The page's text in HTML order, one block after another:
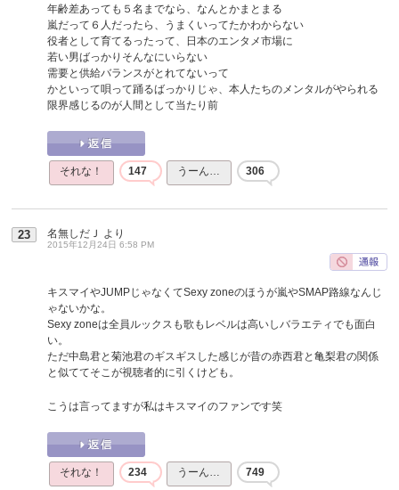
年齢差あっても５名までなら、なんとかまとまる
嵐だって６人だったら、うまくいってたかわからない
役者として育てるったって、日本のエンタメ市場に
若い男ばっかりそんなにいらない
需要と供給バランスがとれてないって
かといって唄って踊るばっかりじゃ、本人たちのメンタルがやられる
限界感じるのが人間として当たり前
それな！ 147 うーん… 306
23 名無しだＪ より
2015年12月24日 6:58 PM
キスマイやJUMPじゃなくてSexy zoneのほうが嵐やSMAP路線なんじ
ゃないかな。
Sexy zoneは全員ルックスも歌もレベルは高いしバラエティでも面白
い。
ただ中島君と菊池君のギスギスした感じが昔の赤西君と亀梨君の関係
と似ててそこが視聴者的に引くけども。
こうは言ってますが私はキスマイのファンです笑
それな！ 234 うーん… 749